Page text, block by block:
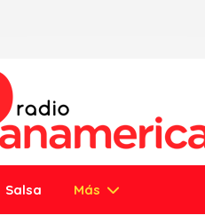
Salsa Más